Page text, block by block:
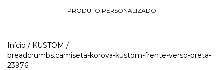
PRODUTO PERSONALIZADO
Início / KUSTOM /
breadcrumbs.camiseta-korova-kustom-frente-verso-preta-
23976